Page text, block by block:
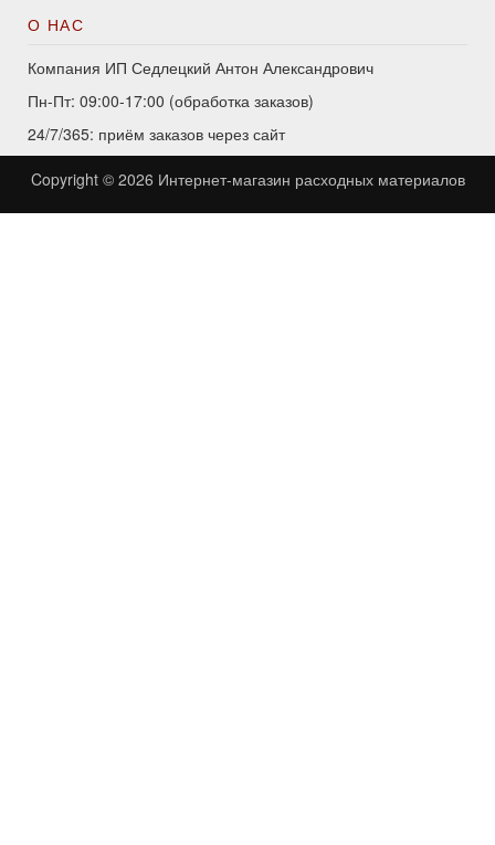
О НАС
Компания ИП Седлецкий Антон Александрович
Пн-Пт: 09:00-17:00 (обработка заказов)
24/7/365: приём заказов через сайт
Copyright © 2026 Интернет-магазин расходных материалов